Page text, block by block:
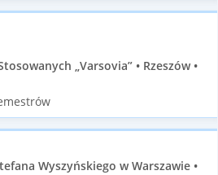
„Varsovia” • Rzeszów •
Wyszyńskiego w Warszawie •